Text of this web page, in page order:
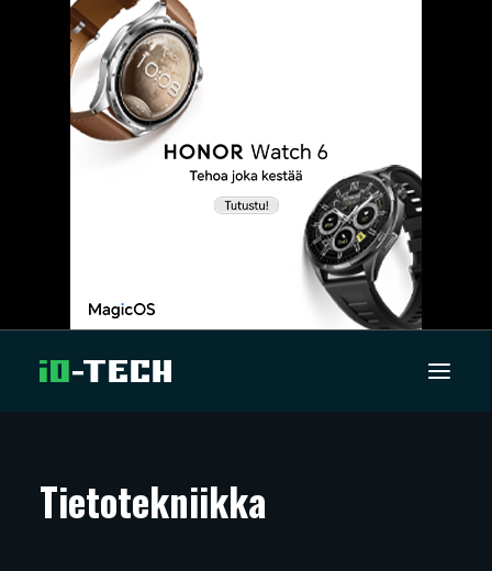
ARTIKKELIT
Tietotekniikka